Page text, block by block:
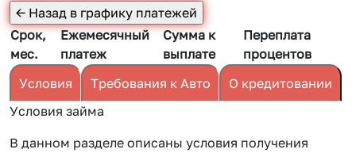
Срок,
мес.
Ежемесячный
платеж
Сумма к
выплате
Переплата
процентов
Условия
Требования к Авто
О кредитовании
Условия займа
В данном разделе описаны условия получения